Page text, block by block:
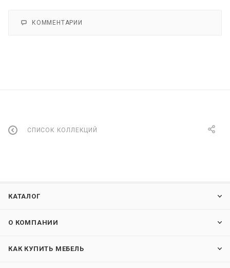
КОММЕНТАРИИ
СПИСОК КОЛЛЕКЦИЙ
КАТАЛОГ
О КОМПАНИИ
КАК КУПИТЬ МЕБЕЛЬ